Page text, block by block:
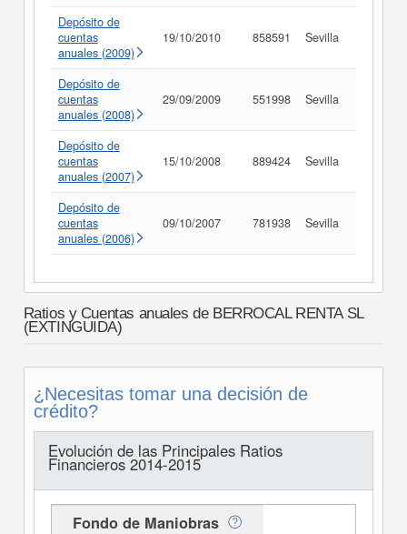
Depósito de
cuentas
anuales (2009)
19/10/2010 858591 Sevilla
Depósito de
cuentas
anuales (2008)
29/09/2009 551998 Sevilla
Depósito de
cuentas
anuales (2007)
15/10/2008 889424 Sevilla
Depósito de
cuentas
anuales (2006)
09/10/2007 781938 Sevilla
Ratios y Cuentas anuales de BERROCAL RENTA SL
(EXTINGUIDA)
¿Necesitas tomar una decisión de
crédito?
Evolución de las Principales Ratios
Financieros 2014-2015
Fondo de Maniobras